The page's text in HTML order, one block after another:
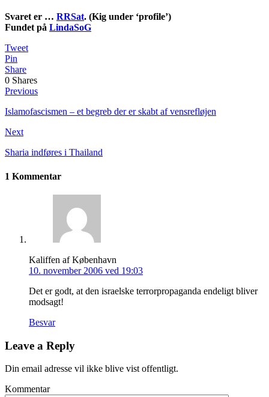
Svaret er … RRSat. (Kig under ‘profile’)
Fundet på LindaSoG
Tweet
Pin
Share
0 Shares
Previous
Islamofascismen – et begreb der er skabt af vensrefløjen
Next
Sharia indføres i Thailand
1 Kommentar
Kaliffen af København
10. november 2006 ved 19:03
Det er godt, at den israelske terrorpropaganda endeligt bliver
modsagt!
Besvar
Leave a Reply
Din email adresse vil ikke blive vist offentligt.
Kommentar